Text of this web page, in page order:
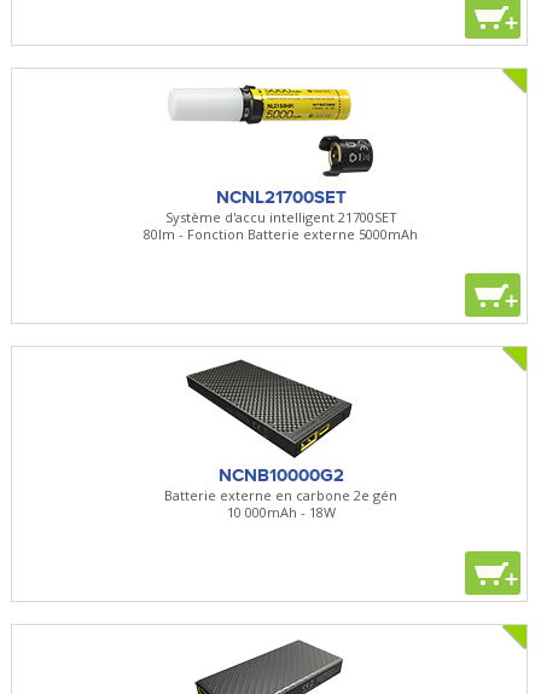
+
NCNL21700SET
Système d'accu intelligent 21700SET
80lm - Fonction Batterie externe 5000mAh
+
NCNB10000G2
Batterie externe en carbone 2e gén
10 000mAh - 18W
+